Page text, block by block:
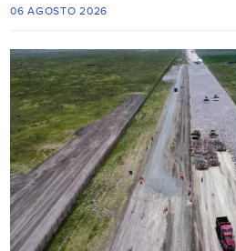
06 AGOSTO 2026